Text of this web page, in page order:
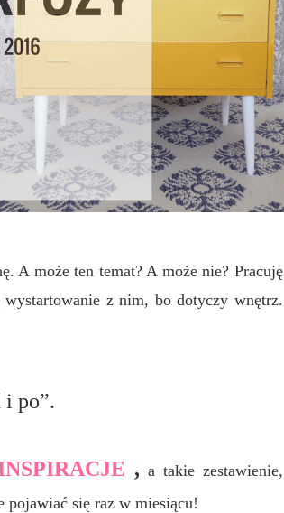
A może ten temat? A może nie? Pracuję
z nim, bo dotyczy wnętrz.
i po”.
,a takie zestawienie,
pojawiać się raz w miesiącu!